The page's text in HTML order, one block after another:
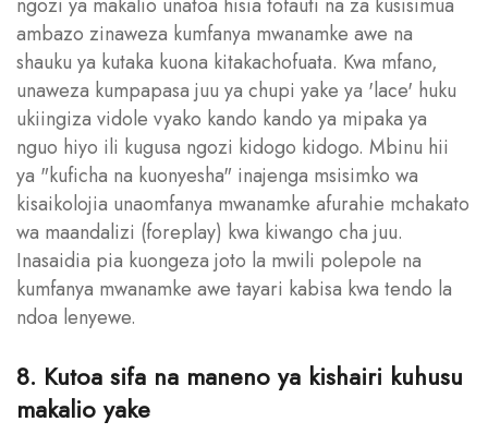
ambazo zinaweza kumfanya mwanamke awe na
shauku ya kutaka kuona kitakachofuata. Kwa mfano,
unaweza kumpapasa juu ya chupi yake ya 'lace' huku
ukiingiza vidole vyako kando kando ya mipaka ya
nguo hiyo ili kugusa ngozi kidogo kidogo. Mbinu hii
ya "kuficha na kuonyesha" inajenga msisimko wa
kisaikolojia unaomfanya mwanamke afurahie mchakato
wa maandalizi (foreplay) kwa kiwango cha juu.
Inasaidia pia kuongeza joto la mwili polepole na
kumfanya mwanamke awe tayari kabisa kwa tendo la
ndoa lenyewe.
8. Kutoa sifa na maneno ya kishairi kuhusu
makalio yake